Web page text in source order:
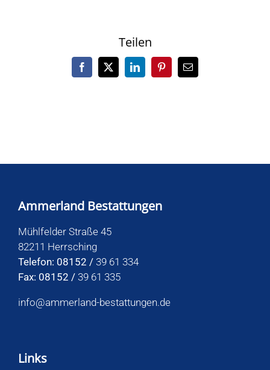
Teilen
Facebook
X LinkedInPinterest
E-
Mail
Ammerland Bestattungen
Mühlfelder Straße 45
82211 Herrsching
Telefon: 08152 / 39 61 334
Fax: 08152 / 39 61 335
info@ammerland-bestattungen.de
Links